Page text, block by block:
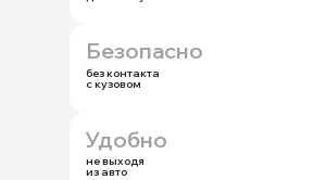
Безопасно
без контакта
с кузовом
Удобно
не выходя
из авто